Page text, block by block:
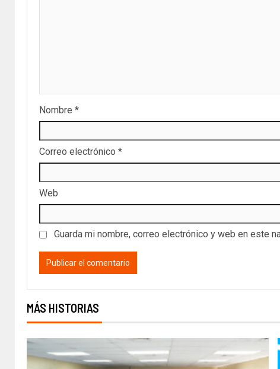
Nombre *
Correo electrónico *
Web
Guarda mi nombre, correo electrónico y web en este
MÁS HISTORIAS